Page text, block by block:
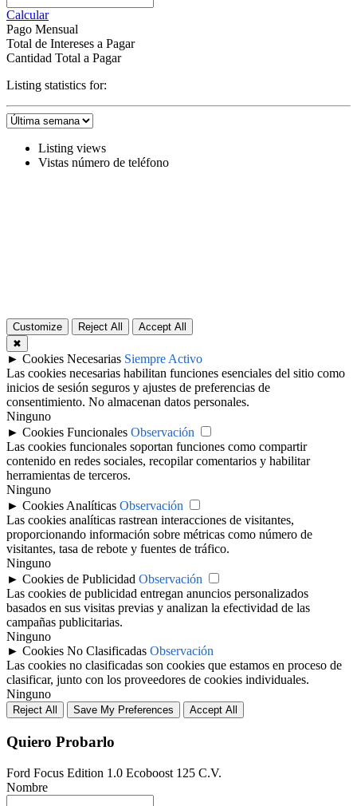
Calcular
Pago Mensual
Total de Intereses a Pagar
Cantidad Total a Pagar
Listing statistics for:
Listing views
Vistas número de teléfono
Customize Reject All
Accept All
✖
► Cookies Necesarias Siempre Activo
Las cookies necesarias habilitan funciones esenciales del sitio como
inicios de sesión seguros y ajustes de preferencias de
consentimiento. No almacenan datos personales.
Ninguno
► Cookies Funcionales Observación
Las cookies funcionales soportan funciones como compartir
contenido en redes sociales, recopilar comentarios y habilitar
herramientas de terceros.
Ninguno
► Cookies Analíticas Observación
Las cookies analíticas rastrean interacciones de visitantes,
proporcionando información sobre métricas como número de
visitantes, tasa de rebote y fuentes de tráfico.
Ninguno
► Cookies de Publicidad Observación
Las cookies de publicidad entregan anuncios personalizados
basados en sus visitas previas y analizan la efectividad de las
campañas publicitarias.
Ninguno
► Cookies No Clasificadas Observación
Las cookies no clasificadas son cookies que estamos en proceso de
clasificar, junto con los proveedores de cookies individuales.
Ninguno
Reject All Save My Preferences Accept All
Quiero Probarlo
Ford Focus Edition 1.0 Ecoboost 125 C.V.
Nombre